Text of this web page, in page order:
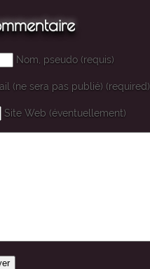
Nom, pseudo (requis)
(ne sera pas publié) (required)
Site Web (éventuellement)